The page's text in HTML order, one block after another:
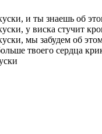
и ты знаешь об
у виска стучит
мы забудем об
твоего сердца